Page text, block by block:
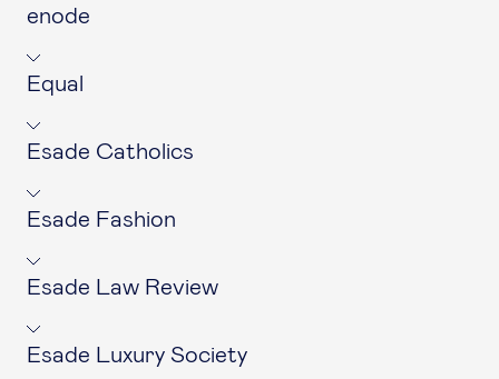
enode
Equal
Esade Catholics
Esade Fashion
Esade Law Review
Esade Luxury Society